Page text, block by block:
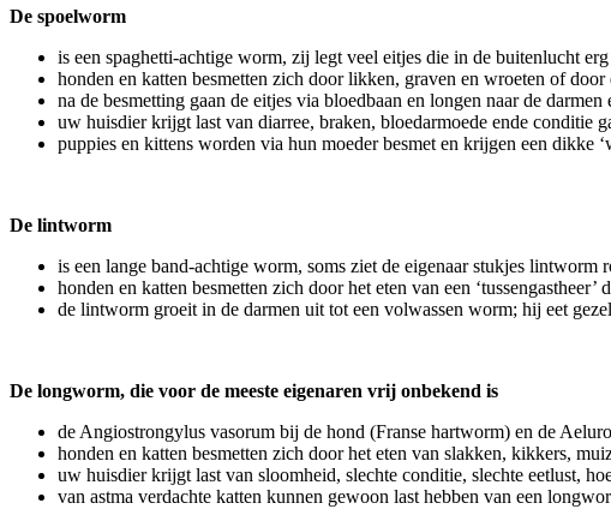
De spoelworm
is een spaghetti-achtige worm, zij legt veel eitjes die in de buitenlucht
honden en katten besmetten zich door likken, graven en wroeten of
na de besmetting gaan de eitjes via bloedbaan en longen naar de
uw huisdier krijgt last van diarree, braken, bloedarmoede ende conditie
puppies en kittens worden via hun moeder besmet en krijgen een dikke
De lintworm
is een lange band-achtige worm, soms ziet de eigenaar stukjes lintworm
honden en katten besmetten zich door het eten van een
de lintworm groeit in de darmen uit tot een volwassen worm; hij eet
De longworm, die voor de meeste eigenaren vrij onbekend is
de Angiostrongylus vasorum bij de hond (Franse hartworm) en de
honden en katten besmetten zich door het eten van slakken, kikkers,
uw huisdier krijgt last van sloomheid, slechte conditie, slechte eetlust,
van astma verdachte katten kunnen gewoon last hebben van een